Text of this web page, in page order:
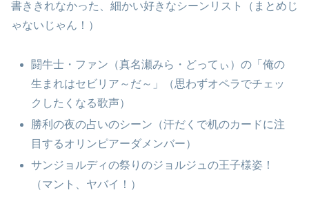
書ききれなかった、細かい好きなシーンリスト（まとめじ
ゃないじゃん！）
闘牛士・ファン（真名瀬みら・どってぃ）の「俺の
生まれはセビリア～だ～」（思わずオペラでチェッ
クしたくなる歌声）
勝利の夜の占いのシーン（汗だくで机のカードに注
目するオリンピアーダメンバー）
サンジョルディの祭りのジョルジュの王子様姿！
（マント、ヤバイ！）